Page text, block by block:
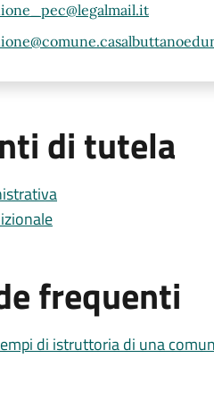
di tutela
frequenti
di istruttoria di una